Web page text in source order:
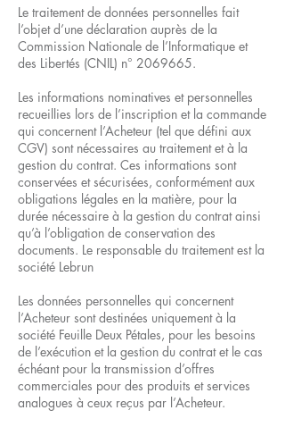
Le traitement de données personnelles fait
l’objet d’une déclaration auprès de la
Commission Nationale de l’Informatique et
des Libertés (CNIL) n° 2069665.
Les informations nominatives et personnelles
recueillies lors de l’inscription et la commande
qui concernent l’Acheteur (tel que défini aux
CGV) sont nécessaires au traitement et à la
gestion du contrat. Ces informations sont
conservées et sécurisées, conformément aux
obligations légales en la matière, pour la
durée nécessaire à la gestion du contrat ainsi
qu’à l’obligation de conservation des
documents. Le responsable du traitement est la
société Lebrun
Les données personnelles qui concernent
l’Acheteur sont destinées uniquement à la
société Feuille Deux Pétales, pour les besoins
de l’exécution et la gestion du contrat et le cas
échéant pour la transmission d’offres
commerciales pour des produits et services
analogues à ceux reçus par l’Acheteur.